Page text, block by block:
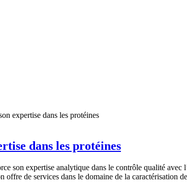
dans les protéines
son expertise analytique dans le contrôle qualité
offre de services dans le domaine de la caractérisation